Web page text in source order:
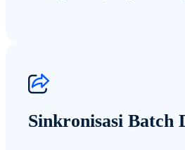
Sinkronisasi Batch